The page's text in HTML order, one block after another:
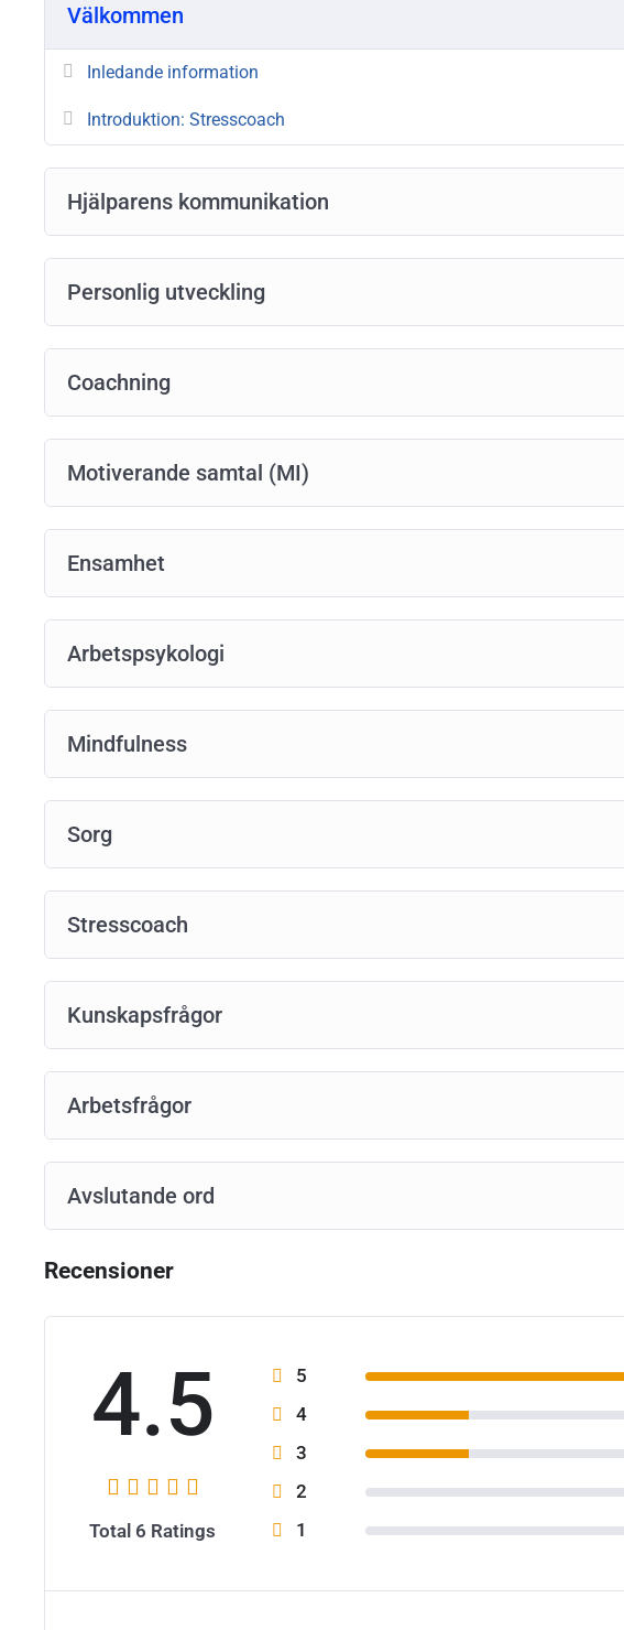
Välkommen
Inledande information
Introduktion: Stresscoach
Hjälparens kommunikation
Personlig utveckling
Coachning
Motiverande samtal (MI)
Ensamhet
Arbetspsykologi
Mindfulness
Sorg
Stresscoach
Kunskapsfrågor
Arbetsfrågor
Avslutande ord
Recensioner
4.5
Total 6 Ratings
5
4
3
2
1